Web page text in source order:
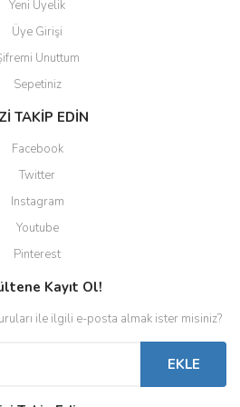
Yeni Üyelik
Üye Girişi
Unuttum
Sepetiniz
TAKİP EDİN
Facebook
Twitter
Instagram
Youtube
Pinterest
Kayıt Ol!
ile ilgili e-posta almak ister misiniz?
EKLE